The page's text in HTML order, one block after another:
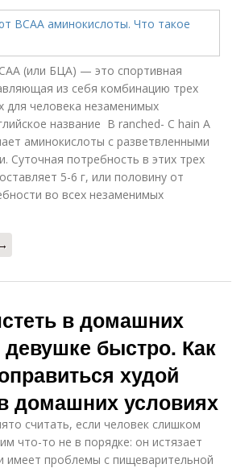
(или БЦА) — это спортивная
из себя комбинацию трех
для человека незаменимых
название B ranched- C hain A
аминокислоты с разветвленными
Суточная потребность в этих трех
5-6 г, или половину от
во всех незаменимых
в домашних
быстро. Как
худой
домашних условиях
считать, если человек слишком
что-то не в порядке: он истязает
имеет проблемы с пищеварительной